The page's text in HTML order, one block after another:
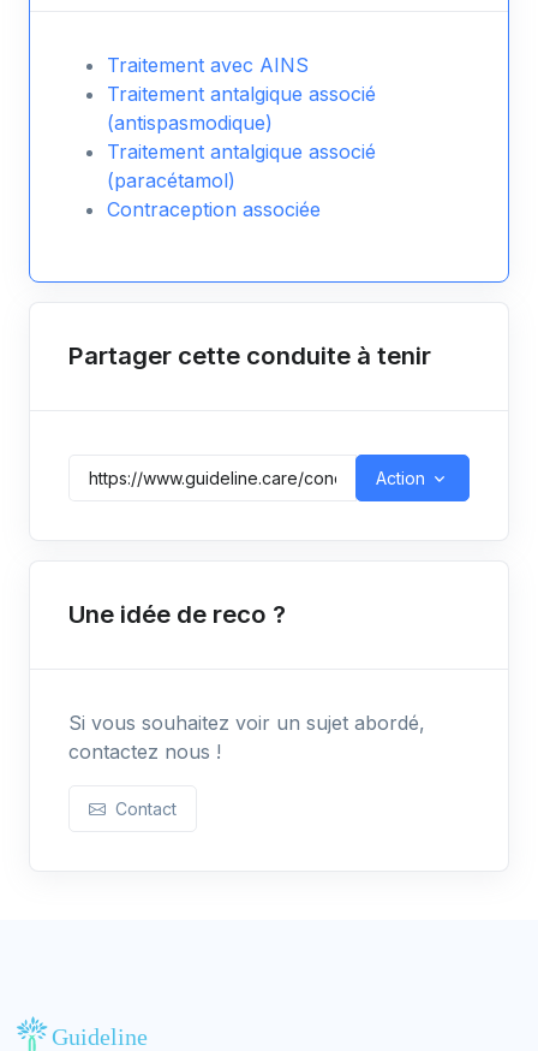
Traitement avec AINS
Traitement antalgique associé
(antispasmodique)
Traitement antalgique associé
(paracétamol)
Contraception associée
Partager cette conduite à tenir
Action
Une idée de reco ?
Si vous souhaitez voir un sujet abordé,
contactez nous !
Contact